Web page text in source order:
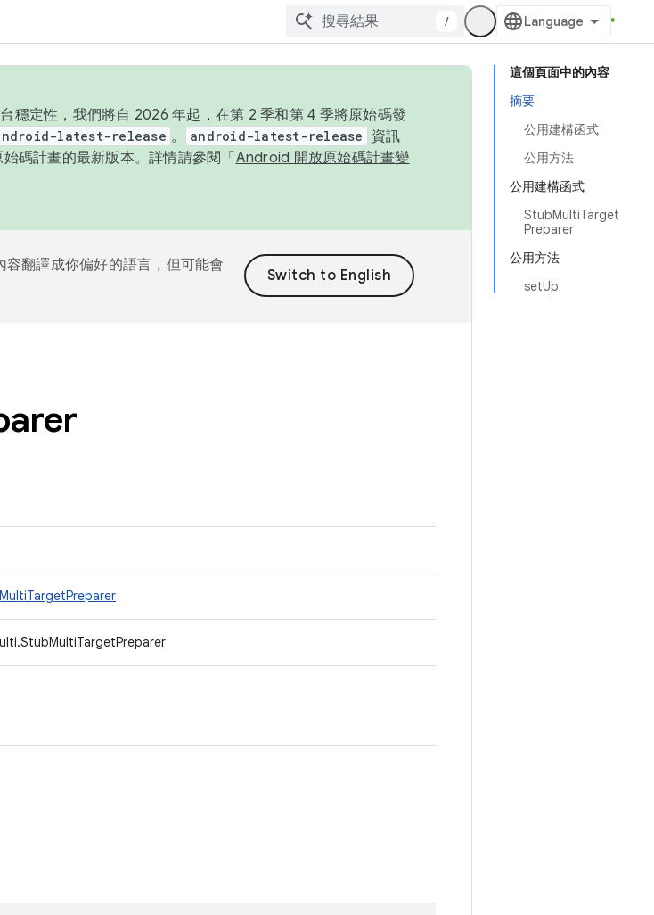
/
這個頁面中的內容
摘要
公用建構函式
公用方法
公用建構函式
StubMultiTarget
Preparer
公用方法
setUp
穩定性，我們將自 2026 年起，在第 2 季和第 4 季將原始碼發
latest-release 。 android-latest-release
資訊
碼計畫的最新版本。詳情請參閱「 Android 開放原始碼計畫變
翻譯成你偏好的語言，但可能會